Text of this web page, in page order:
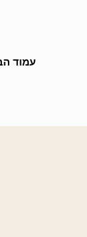
עמוד